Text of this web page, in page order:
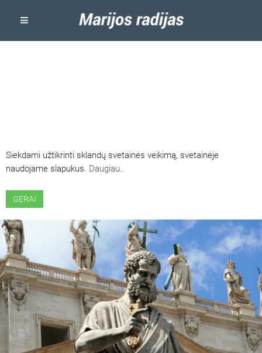
Siekdami užtikrinti sklandų svetainės veikimą, svetainėje
naudojame slapukus. Daugiau..
GERAI